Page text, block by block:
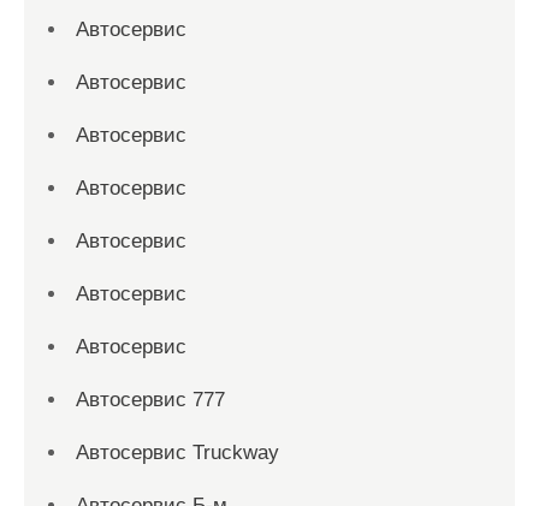
Автосервис
Автосервис
Автосервис
Автосервис
Автосервис
Автосервис
Автосервис
Автосервис 777
Автосервис Truckway